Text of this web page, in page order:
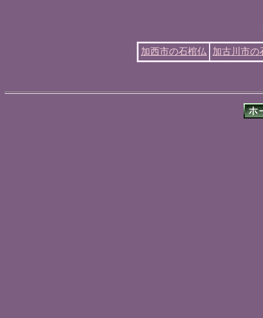
加西市の石棺仏 加古川市の